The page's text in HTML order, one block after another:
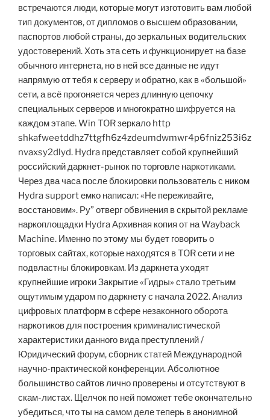
встречаются люди, которые могут изготовить вам любой
тип документов, от дипломов о высшем образовании,
паспортов любой страны, до зеркальных водительских
удостоверений. Хоть эта сеть и функционирует на базе
обычного интернета, но в ней все данные не идут
напрямую от тебя к серверу и обратно, как в «большой»
сети, а всё прогоняется через длинную цепочку
специальных серверов и многократно шифруется на
каждом этапе. Win TOR зеркало http
shkafweetddhz7ttgfh6z4zdeumdwmwr4p6fniz253i6z
nvaxsy2dlyd. Hydra представляет собой крупнейший
российский даркнет-рынок по торговле наркотиками.
Через два часа после блокировки пользователь с ником
Hydra support емко написал: «Не переживайте,
восстановим». Ру” отверг обвинения в скрытой рекламе
наркоплощадки Hydra Архивная копия от на Wayback
Machine. Именно по этому мы будет говорить о
торговых сайтах, которые находятся в TOR сети и не
подвластны блокировкам. Из даркнета уходят
крупнейшие игроки Закрытие «Гидры» стало третьим
ощутимым ударом по даркнету с начала 2022. Анализ
цифровых платформ в сфере незаконного оборота
наркотиков для построения криминалистической
характеристики данного вида преступлений /
Юридический форум, сборник статей Международной
научно-практической конференции. Абсолютное
большинство сайтов лично проверены и отсутствуют в
скам-листах. Щелчок по ней поможет тебе окончательно
убедиться, что ты на самом деле теперь в анонимной